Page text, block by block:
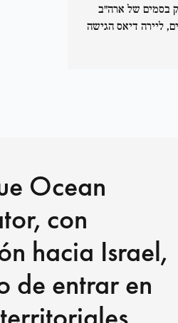
בסמים של ארה"ב
ליירה דיאס הגישה
Ocean
con
hacia Israel,
de entrar en